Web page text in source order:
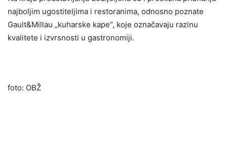
najboljim ugostiteljima i restoranima, odnosno poznate
Gault&Millau „kuharske kape“, koje označavaju razinu
kvalitete i izvrsnosti u gastronomiji.
foto: OBŽ